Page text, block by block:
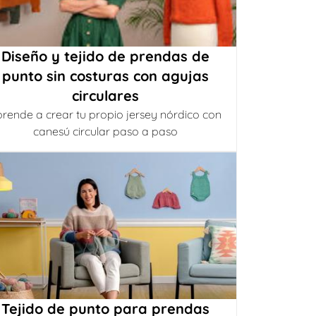
Diseño y tejido de prendas de
punto sin costuras con agujas
circulares
a crear tu propio jersey nórdico con
canesú circular paso a paso
Tejido de punto para prendas